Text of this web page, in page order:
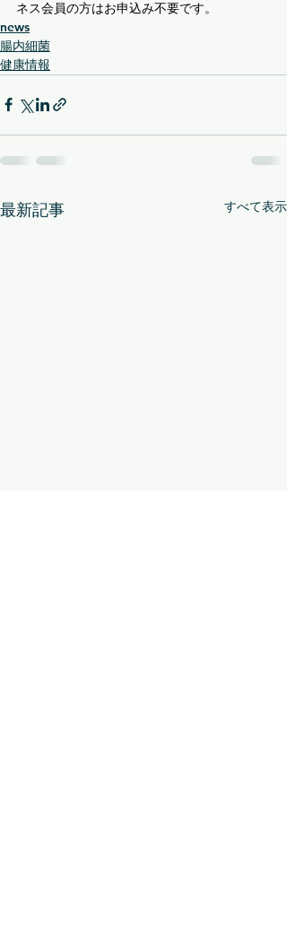
ネス会員の方はお申込み不要です。
news
腸内細菌
健康情報
最新記事 すべて表示